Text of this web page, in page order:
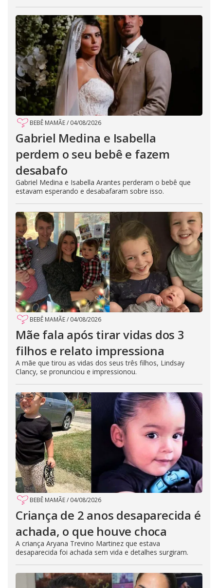
BEBÊ MAMÃE/ 04/08/2026
Gabriel Medina e Isabella
perdem o seu bebê e fazem
desabafo
Gabriel Medina e Isabella Arantes perderam o bebê que
estavam esperando e desabafaram sobre isso.
BEBÊ MAMÃE/ 04/08/2026
Mãe fala após tirar vidas dos 3
filhos e relato impressiona
A mãe que tirou as vidas dos seus três filhos, Lindsay
Clancy, se pronunciou e impressionou.
BEBÊ MAMÃE/ 04/08/2026
Criança de 2 anos desaparecida é
achada, o que houve choca
A criança Aryana Trevino Martinez que estava
desaparecida foi achada sem vida e detalhes surgiram.